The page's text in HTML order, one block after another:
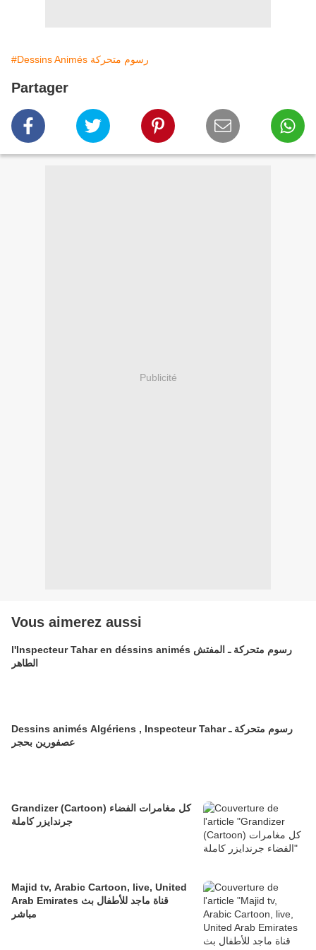
#Dessins Animés رسوم متحركة
Partager
Publicité
Vous aimerez aussi
l'Inspecteur Tahar en déssins animés رسوم متحركة ـ المفتش
الطاهر
Dessins animés Algériens , Inspecteur Tahar رسوم متحركة ـ
عصفورين بحجر
Grandizer (Cartoon) كل مغامرات الفضاء
جرندايزر كاملة
Majid tv, Arabic Cartoon, live, United
Arab Emirates قناة ماجد للأطفال بث
مباشر